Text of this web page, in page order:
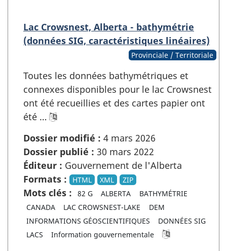
Lac Crowsnest, Alberta - bathymétrie
(données SIG, caractéristiques linéaires)
Provinciale / Territoriale
Toutes les données bathymétriques et
connexes disponibles pour le lac Crowsnest
ont été recueillies et des cartes papier ont
été …
Dossier modifié : 4 mars 2026
Dossier publié : 30 mars 2022
Éditeur : Gouvernement de l'Alberta
Formats :
HTML XML ZIP
Mots clés : 82 G ALBERTA
BATHYMÉTRIE
CANADA
LAC CROWSNEST-LAKE
DEM
INFORMATIONS GÉOSCIENTIFIQUES
DONNÉES SIG
LACS
Information gouvernementale